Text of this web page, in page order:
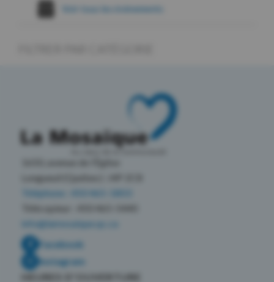
Voir tous les évènements
Longueuil (Québec) J4P 2C8
Téléphone : 450 465-1803
info@lamosaique.qc.ca
Facebook
Instagram